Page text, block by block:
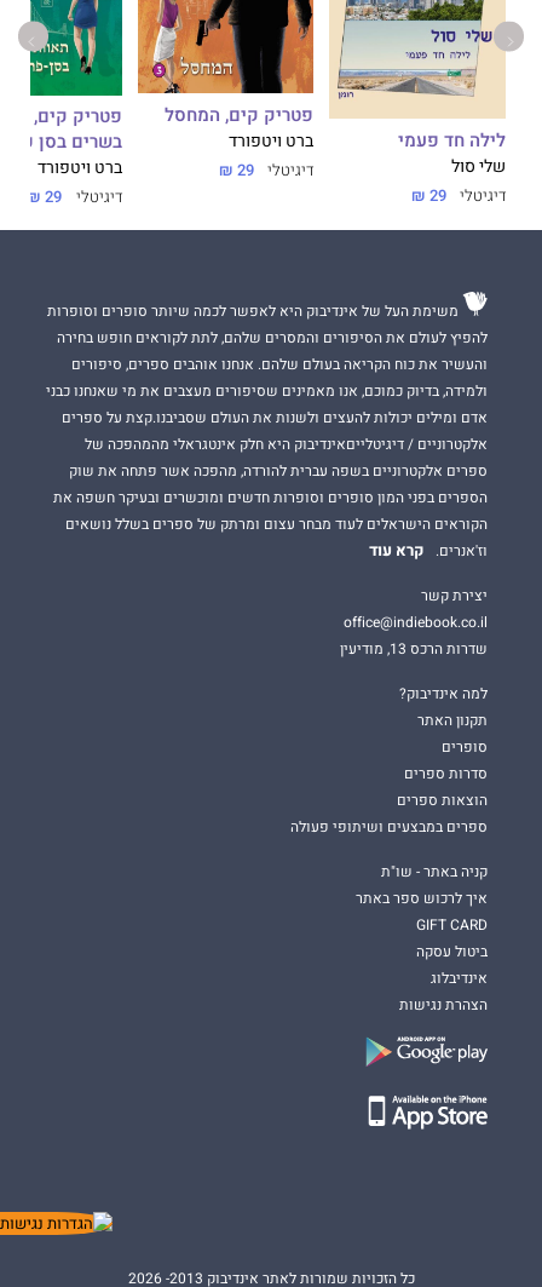
לילה חד פעמי
שלי סול
דיגיטלי 29 ₪
פטריק קים, המחסל
ברט ויטפורד
דיגיטלי 29 ₪
פטריק קים,
בשרים בסן
ברט ויטפורד
דיגיטלי 29 ₪
משימת העל של אינדיבוק היא לאפשר לכמה שיותר סופרים וסופרות
להפיץ לעולם את הסיפורים והמסרים שלהם, לתת לקוראים חופש בחירה
והעשיר את כוח הקריאה בעולם שלהם. אנחנו אוהבים ספרים, סיפורים
ולמידה, בדיוק כמוכם, אנו מאמינים שסיפורים מעצבים את מי שאנחנו כבני
אדם ומילים יכולות להעצים ולשנות את העולם שסביבנו.קצת על ספרים
אלקטרוניים / דיגיטלייםאינדיבוק היא חלק אינטגראלי מהמהפכה של
ספרים אלקטרוניים בשפה עברית להורדה, מהפכה אשר פתחה את שוק
הספרים בפני המון סופרים וסופרות חדשים ומוכשרים ובעיקר חשפה את
הקוראים הישראלים לעוד מבחר עצום ומרתק של ספרים בשלל נושאים
וז'אנרים.
קרא עוד
יצירת קשר
office@indiebook.co.il
שדרות הרכס 13, מודיעין
למה אינדיבוק?
תקנון האתר
סופרים
סדרות ספרים
הוצאות ספרים
ספרים במבצעים ושיתופי פעולה
קניה באתר - שו"ת
איך לרכוש ספר באתר
GIFT CARD
ביטול עסקה
אינדיבלוג
הצהרת נגישות
כל הזכויות שמורות לאתר אינדיבוק 2013- 2026